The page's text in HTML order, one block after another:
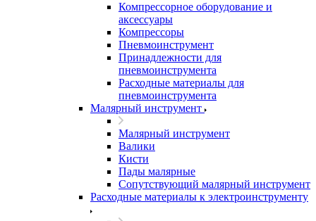
Компрессорное оборудование и
аксессуары
Компрессоры
Пневмоинструмент
Принадлежности для
пневмоинструмента
Расходные материалы для
пневмоинструмента
Малярный инструмент
Малярный инструмент
Валики
Кисти
Пады малярные
Сопутствующий малярный инструмент
Расходные материалы к электроинструменту